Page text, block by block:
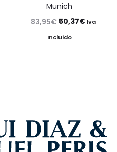
Munich
83,95€ El
precio
50,37€ElIva
Incluido